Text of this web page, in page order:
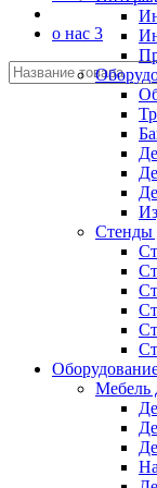
о нас 3
Стенды
Мебель